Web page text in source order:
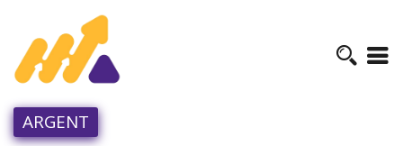
ARGENT